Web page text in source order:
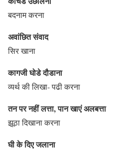
बदनाम करना
अवांछित संवाद
सिर खाना
कागजी घोडे दौडाना
व्यर्थ की लिखा- पढी करना
तन पर नहीं लत्ता, पान खाएं अलबत्ता
झूठा दिखाना करना
घी के दिए जलाना